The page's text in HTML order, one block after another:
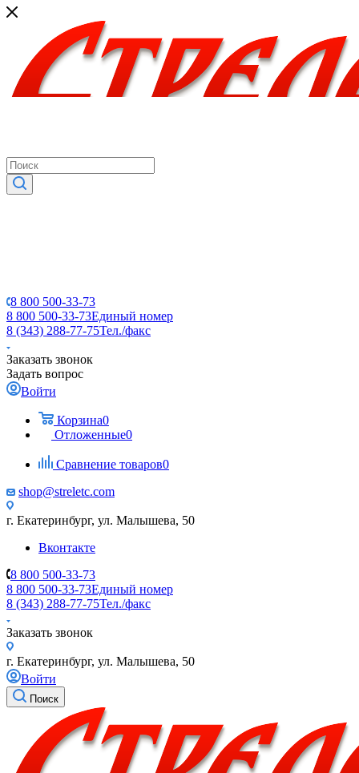
8 800 500-33-73
8 800 500-33-73Единый номер
8 (343) 288-77-75Тел./факс
Заказать звонок
Задать вопрос
Войти
Корзина0
Отложенные0
Сравнение товаров0
shop@streletc.com
г. Екатеринбург, ул. Малышева, 50
Вконтакте
8 800 500-33-73
8 800 500-33-73Единый номер
8 (343) 288-77-75Тел./факс
Заказать звонок
г. Екатеринбург, ул. Малышева, 50
Войти
Поиск